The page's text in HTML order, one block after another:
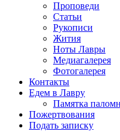
Проповеди
Статьи
Рукописи
Жития
Ноты Лавры
Медиагалерея
Фотогалерея
Контакты
Едем в Лавру
Памятка
Пожертвования
Подать записку